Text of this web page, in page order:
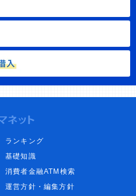
ランキング
基礎知識
消費者金融ATM検索
運営方針・編集方針